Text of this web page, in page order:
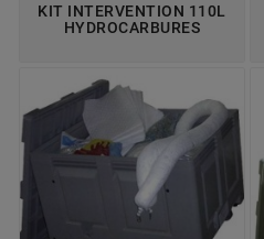
KIT INTERVENTION 110L
HYDROCARBURES